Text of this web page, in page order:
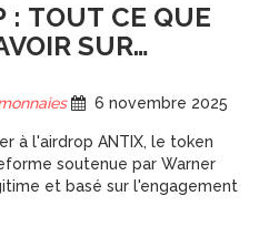
: TOUT CE QUE
SUR
LANCEMENT
6 novembre 2025
à l'airdrop ANTIX, le token
soutenue par Warner
et basé sur l'engagement